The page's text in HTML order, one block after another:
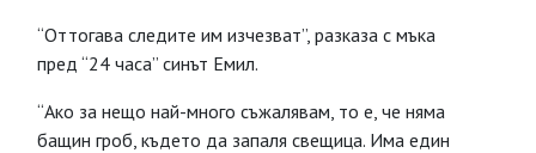
“Оттогава следите им изчезват”, разказа с мъка
пред “24 часа” синът Емил.
“Ако за нещо най-много съжалявам, то е, че няма
бащин гроб, където да запаля свещица. Има един